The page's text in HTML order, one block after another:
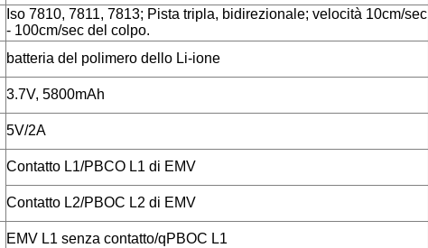
Iso 7810, 7811, 7813; Pista tripla, bidirezionale; velocità 10cm/sec
- 100cm/sec del colpo.
batteria del polimero dello Li-ione
3.7V, 5800mAh
5V/2A
Contatto L1/PBCO L1 di EMV
Contatto L2/PBOC L2 di EMV
EMV L1 senza contatto/qPBOC L1